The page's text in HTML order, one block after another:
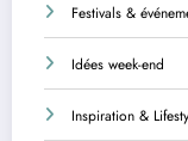
Festivals &
Idées week-end
Inspiration &